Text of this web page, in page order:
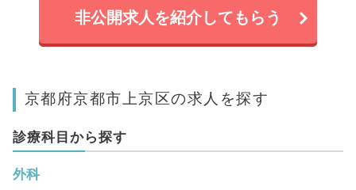
非公開求人を紹介してもらう
京都府京都市上京区の求人を探す
診療科目から探す
外科